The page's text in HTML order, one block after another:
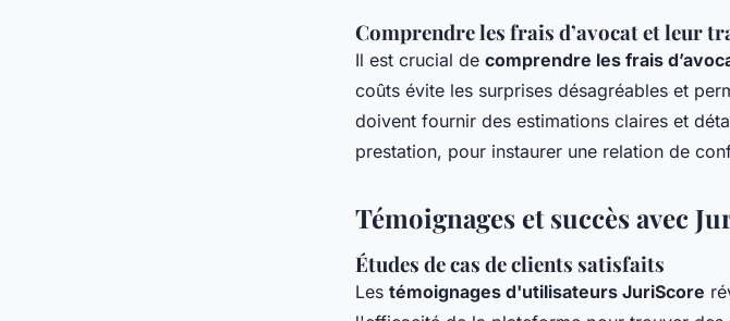
Comprendre les frais d’avocat et leur
Il est crucial de comprendre les frais
coûts évite les surprises désagréables et
doivent fournir des estimations claires et
prestation, pour instaurer une relation de
Témoignages et succès avec
Études de cas de clients satisfaits
Les témoignages d'utilisateurs JuriScore